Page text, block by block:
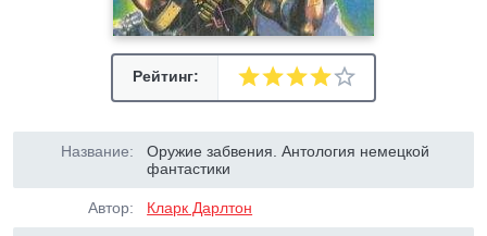
Рейтинг:
Название:
Оружие забвения. Антология немецкой
фантастики
Автор: Кларк Дарлтон